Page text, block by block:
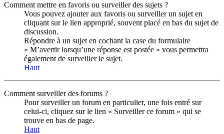
Comment mettre en favoris ou surveiller des sujets ?
Vous pouvez ajouter aux favoris ou surveiller un sujet en
cliquant sur le lien approprié, souvent placé en bas du sujet de
discussion.
Répondre à un sujet en cochant la case du formulaire
« M’avertir lorsqu’une réponse est postée » vous permettra
également de surveiller le sujet.
Haut
Comment surveiller des forums ?
Pour surveiller un forum en particulier, une fois entré sur
celui-ci, cliquez sur le lien « Surveiller ce forum » qui se
trouve en bas de page.
Haut